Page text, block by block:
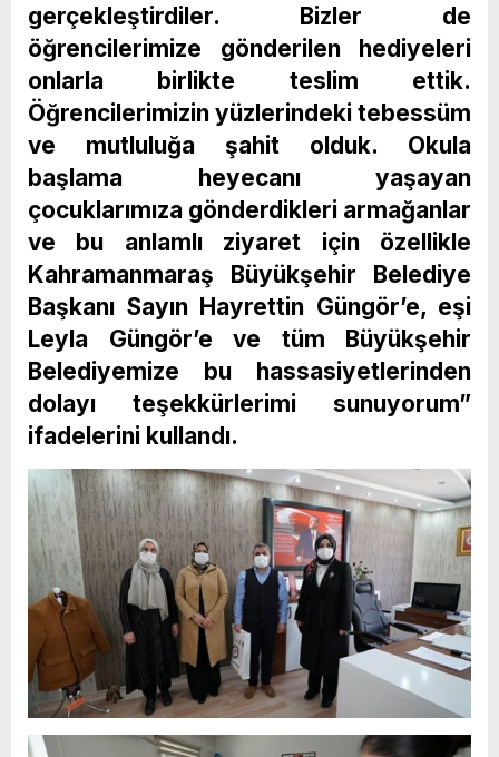
gerçekleştirdiler. Bizler de
öğrencilerimize gönderilen hediyeleri
onlarla birlikte teslim ettik.
Öğrencilerimizin yüzlerindeki tebessüm
ve mutluluğa şahit olduk. Okula
başlama heyecanı yaşayan
çocuklarımıza gönderdikleri armağanlar
ve bu anlamlı ziyaret için özellikle
Kahramanmaraş Büyükşehir Belediye
Başkanı Sayın Hayrettin Güngör’e, eşi
Leyla Güngör’e ve tüm Büyükşehir
Belediyemize bu hassasiyetlerinden
dolayı teşekkürlerimi sunuyorum”
ifadelerini kullandı.